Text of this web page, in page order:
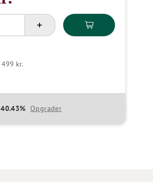
kr.
Opgrader